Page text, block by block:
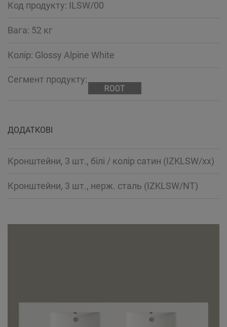
Код продукту: ILSW/00
Вага: 52 кг
Колір: Glossy Alpine White
Сегмент продукту:
ДОДАТКОВІ
Кронштейни, 3 шт., білі / колір сатин (IZKLSW/xx)
Кронштейни, 3 шт., нерж. сталь (IZKLSW/NT)